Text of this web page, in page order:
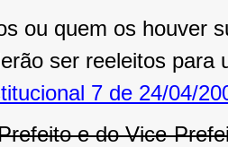
ou quem os houver
ser reeleitos para
7 de 24/04/
e do Vice-